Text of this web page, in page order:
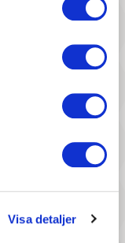
Visa detaljer
547 :-
Pistmaskin 600 1:50